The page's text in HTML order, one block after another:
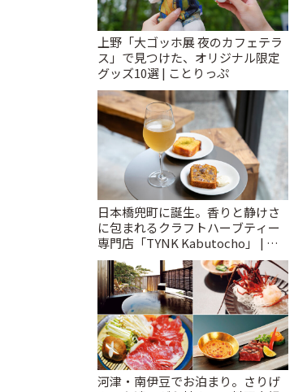
上野「大ゴッホ展 夜のカフェテラ
ス」で見つけた、オリジナル限定
グッズ10選 | ことりっぷ
日本橋兜町に誕生。香りと静けさ
に包まれるクラフトハーブティー
専門店「TYNK Kabutocho」 | こ
とりっぷ
河津・南伊豆でお泊まり。さりげ